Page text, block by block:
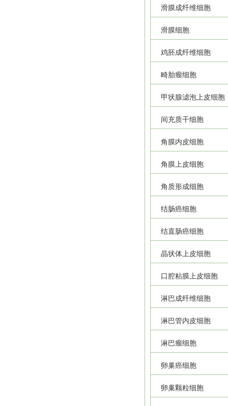
滑膜成纤维细胞
滑膜细胞
鸡胚成纤维细胞
畸胎瘤细胞
甲状腺滤泡上皮细胞
间充质干细胞
角膜内皮细胞
角膜上皮细胞
角质形成细胞
结肠癌细胞
结直肠癌细胞
晶状体上皮细胞
口腔粘膜上皮细胞
淋巴成纤维细胞
淋巴管内皮细胞
淋巴瘤细胞
卵巢癌细胞
卵巢颗粒细胞